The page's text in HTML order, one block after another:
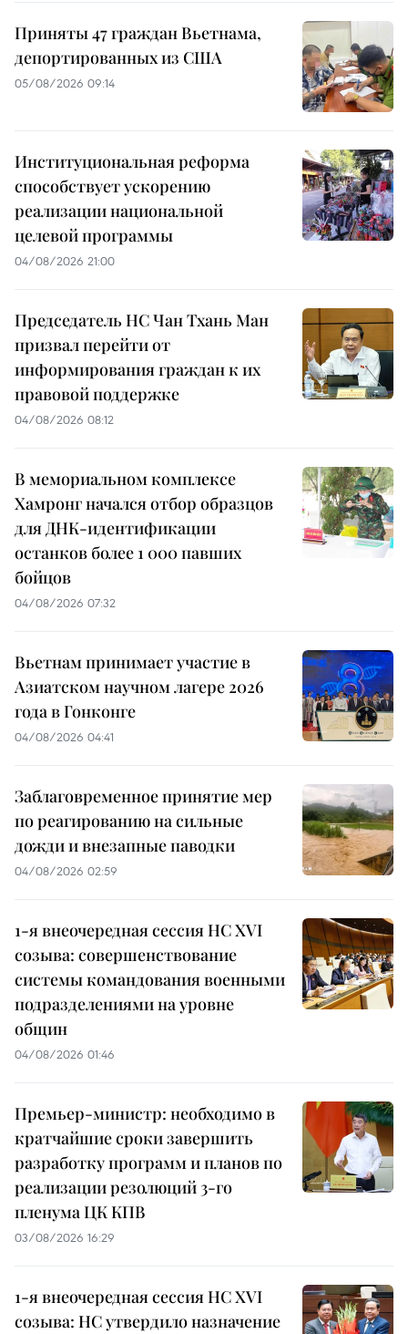
Приняты 47 граждан Вьетнама,
депортированных из США
05/08/2026 09:14
Институциональная реформа
способствует ускорению
реализации национальной
целевой программы
04/08/2026 21:00
Председатель НС Чан Тхань Ман
призвал перейти от
информирования граждан к их
правовой поддержке
04/08/2026 08:12
В мемориальном комплексе
Хамронг начался отбор образцов
для ДНК-идентификации
останков более 1 000 павших
бойцов
04/08/2026 07:32
Вьетнам принимает участие в
Азиатском научном лагере 2026
года в Гонконге
04/08/2026 04:41
Заблаговременное принятие мер
по реагированию на сильные
дожди и внезапные паводки
04/08/2026 02:59
1-я внеочередная сессия НС XVI
созыва: совершенствование
системы командования военными
подразделениями на уровне
общин
04/08/2026 01:46
Премьер-министр: необходимо в
кратчайшие сроки завершить
разработку программ и планов по
реализации резолюций 3-го
пленума ЦК КПВ
03/08/2026 16:29
1-я внеочередная сессия НС XVI
созыва: НС утвердило назначение